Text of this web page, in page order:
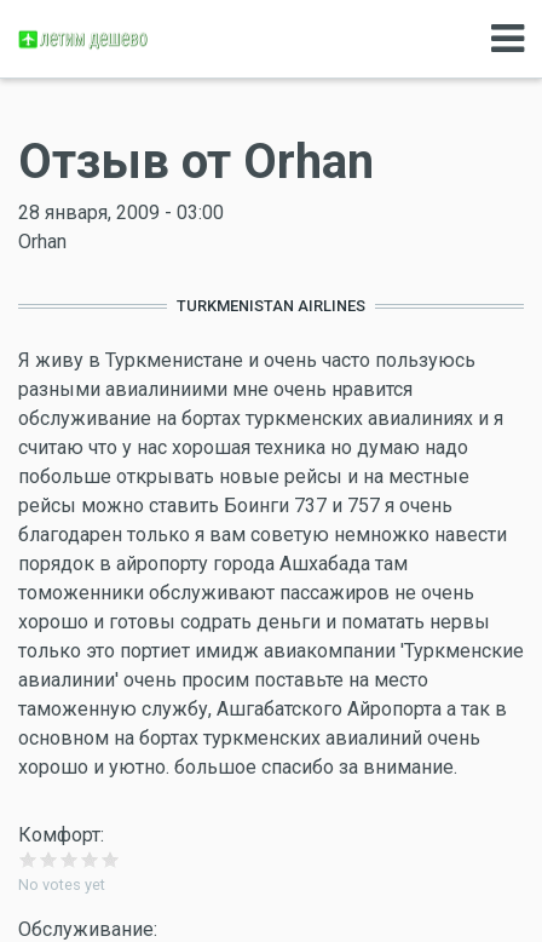
Отзыв от Orhan
28 января, 2009 - 03:00
Orhan
TURKMENISTAN AIRLINES
Я живу в Туркменистане и очень часто пользуюсь
разными авиалиниими мне очень нравится
обслуживание на бортах туркменских авиалиниях и я
считаю что у нас хорошая техника но думаю надо
побольше открывать новые рейсы и на местные
рейсы можно ставить Боинги 737 и 757 я очень
благодарен только я вам советую немножко навести
порядок в айропорту города Ашхабада там
томоженники обслуживают пассажиров не очень
хорошо и готовы содрать деньги и поматать нервы
только это портиет имидж авиакомпании 'Туркменские
авиалинии' очень просим поставьте на место
таможенную службу, Ашгабатского Айропорта а так в
основном на бортах туркменских авиалиний очень
хорошо и уютно. большое спасибо за внимание.
Комфорт:
No votes yet
Обслуживание: